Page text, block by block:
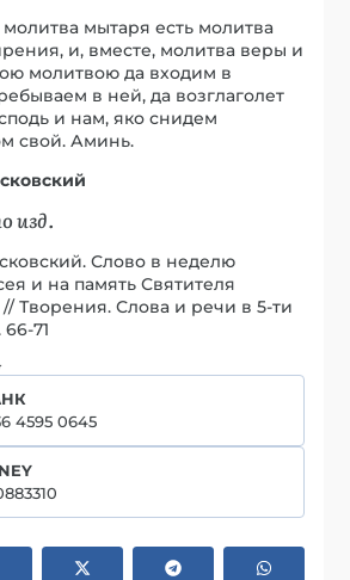
мытаря есть молитва
и, вместе, молитва веры и
молитвою да входим в
в ней, да возглаголет
и нам, яко снидем
свой. Аминь.
изд.
Слово в неделю
и на память Святителя
// Творения. Слова и речи в 5-ти
66-71
4595 0645